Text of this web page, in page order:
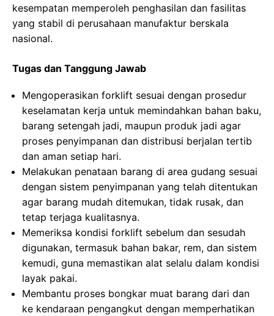
kesempatan memperoleh penghasilan dan fasilitas
yang stabil di perusahaan manufaktur berskala
nasional.
Tugas dan Tanggung Jawab
Mengoperasikan forklift sesuai dengan prosedur
keselamatan kerja untuk memindahkan bahan baku,
barang setengah jadi, maupun produk jadi agar
proses penyimpanan dan distribusi berjalan tertib
dan aman setiap hari.
Melakukan penataan barang di area gudang sesuai
dengan sistem penyimpanan yang telah ditentukan
agar barang mudah ditemukan, tidak rusak, dan
tetap terjaga kualitasnya.
Memeriksa kondisi forklift sebelum dan sesudah
digunakan, termasuk bahan bakar, rem, dan sistem
kemudi, guna memastikan alat selalu dalam kondisi
layak pakai.
Membantu proses bongkar muat barang dari dan
ke kendaraan pengangkut dengan memperhatikan